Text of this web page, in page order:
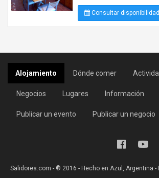
Consultar disponibilidad
Alojamiento Dónde comer
Negocios Lugares Información
Publicar un evento Publicar un negocio
Salidores.com - ® 2016 - Hecho en Azul, Argentina -